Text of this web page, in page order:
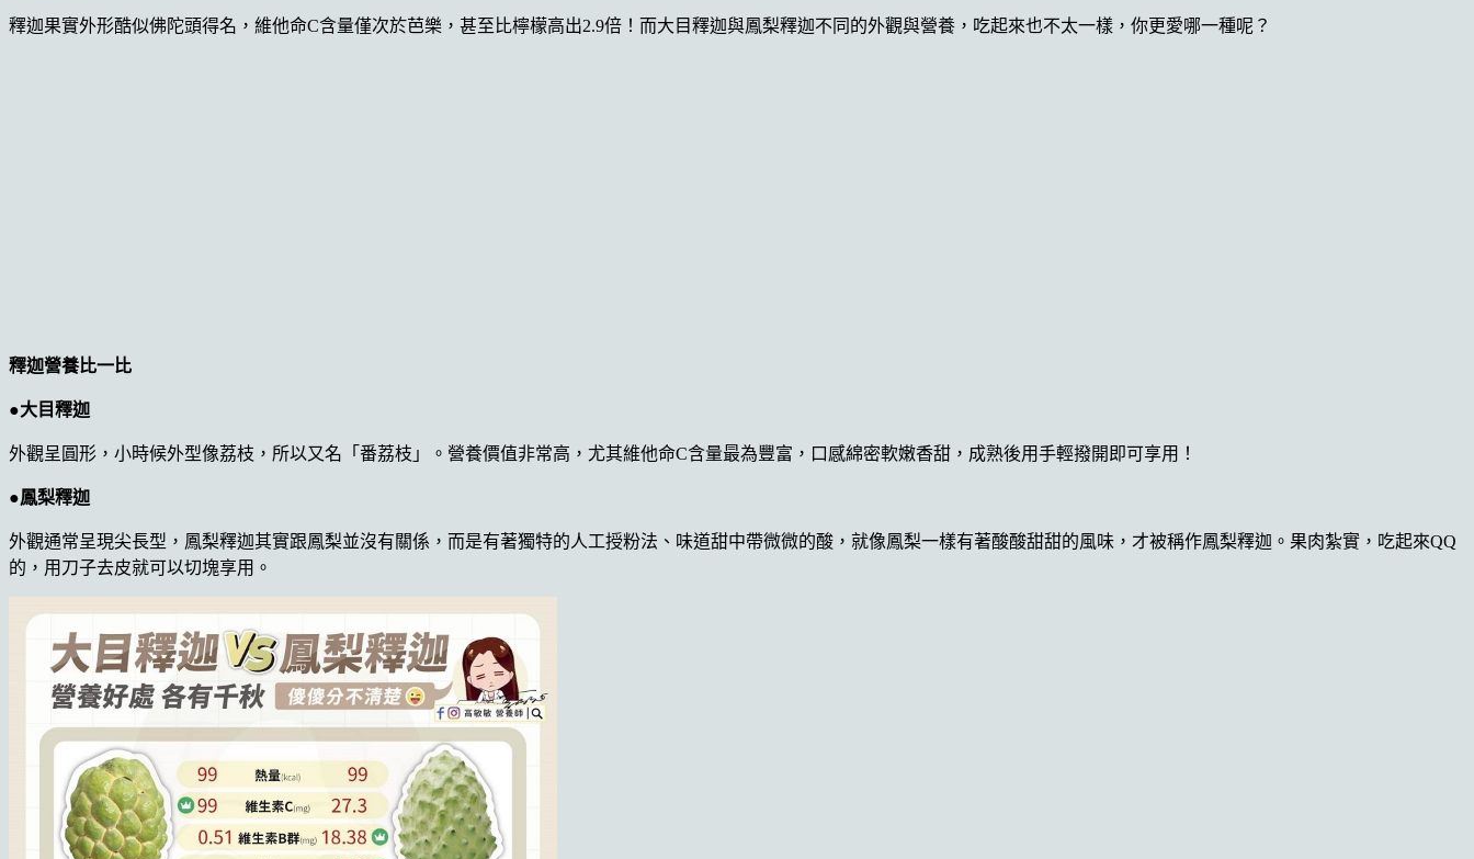
釋迦果實外形酷似佛陀頭得名，維他命C含量僅次於芭樂，甚至比檸檬高出2.9倍！而大目釋迦與鳳梨釋迦不同的外觀與營養，吃起來也不太一樣，你更愛哪一種呢？
釋迦營養比一比
●大目釋迦
外觀呈圓形，小時候外型像荔枝，所以又名「番荔枝」。營養價值非常高，尤其維他命C含量最為豐富，口感綿密軟嫩香甜，成熟後用手輕撥開即可享用！
●鳳梨釋迦
外觀通常呈現尖長型，鳳梨釋迦其實跟鳳梨並沒有關係，而是有著獨特的人工授粉法、味道甜中帶微微的酸，就像鳳梨一樣有著酸酸甜甜的風味，才被稱作鳳梨釋迦。果肉紮實，吃起來QQ
的，用刀子去皮就可以切塊享用。